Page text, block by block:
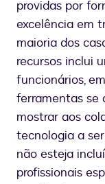
providas por
excelência em
maioria dos
recursos inclui
funcionários,
ferramentas se
mostrar aos
tecnologia a
não esteja
profissionais